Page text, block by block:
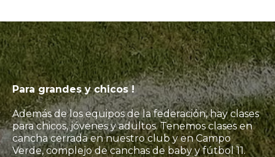
Para grandes y chicos !
Además de los equipos de la federación, hay clases
para chicos, jóvenes y adultos. Tenemos clases en
cancha cerrada en nuestro club y en Campo
Verde, complejo de canchas de baby y fútbol 11.